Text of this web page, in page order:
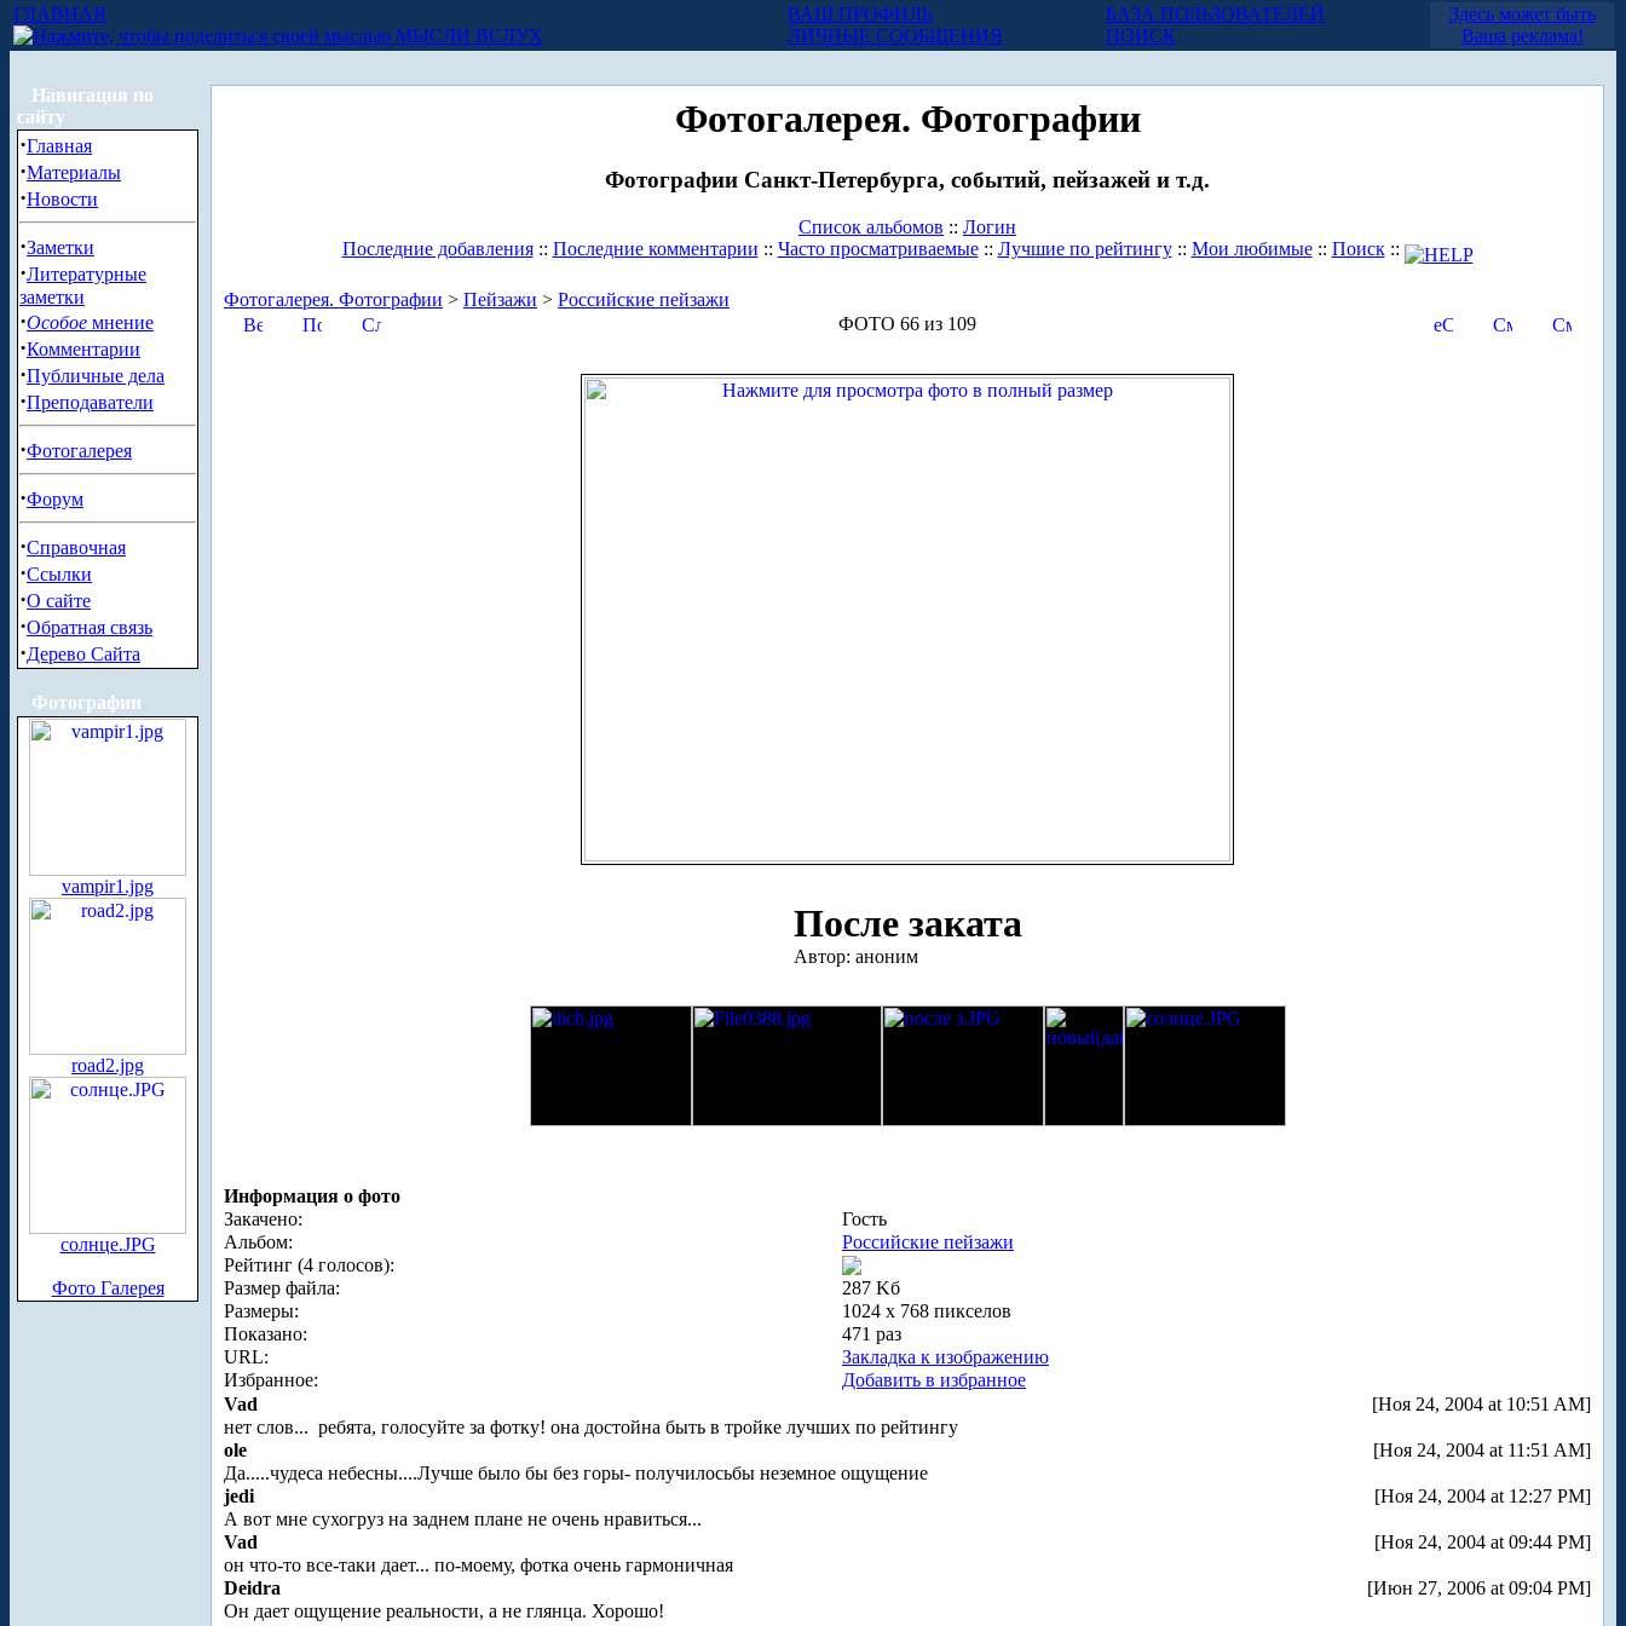
ГЛАВНАЯ
МЫСЛИ ВСЛУХ
ВАШ ПРОФИЛЬ
ЛИЧНЫЕ СООБЩЕНИЯ
БАЗА ПОЛЬЗОВАТЕЛЕЙ
ПОИСК
Здесь может быть
Ваша реклама!
Навигация по
сайту
·Главная
·Материалы
·Новости
·Заметки
·Литературные
заметки
·Особое мнение
·Комментарии
·Публичные дела
·Преподаватели
·Фотогалерея
·Форум
·Справочная
·Ссылки
·О сайте
·Обратная связь
·Дерево Сайта
Фотографии
vampir1.jpg
road2.jpg
солнце.JPG
Фото Галерея
Фотогалерея. Фотографии
Фотографии Санкт-Петербурга, событий, пейзажей и т.д.
Список альбомов :: Логин
Последние добавления:: Последние комментарии :: Часто просматриваемые:: Лучшие по рейтингу:: Мои любимые:: Поиск::
Фотогалерея. Фотографии > Пейзажи > Российские пейзажи
ФОТО 66 из 109
После заката
Автор: аноним
Информация о фото
Закачено:
Гость
Альбом:
Российские пейзажи
Рейтинг (4 голосов):
Размер файла:
287 Kб
Размеры:
1024 x 768 пикселов
Показано:
471 раз
URL:
Закладка к изображению
Избранное:
Добавить в избранное
Vad
[Ноя 24, 2004 at 10:51 AM]
нет слов... ребята, голосуйте за фотку! она достойна быть в тройке лучших по рейтингу
ole
[Ноя 24, 2004 at 11:51 AM]
Да.....чудеса небесны....Лучше было бы без горы- получилосьбы неземное ощущение
jedi
[Ноя 24, 2004 at 12:27 PM]
А вот мне сухогруз на заднем плане не очень нравиться...
Vad
[Ноя 24, 2004 at 09:44 PM]
он что-то все-таки дает... по-моему, фотка очень гармоничная
Deidra
[Июн 27, 2006 at 09:04 PM]
Он дает ощущение реальности, а не глянца. Хорошо!